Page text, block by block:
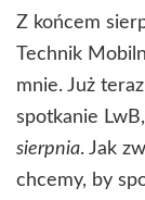
Z końcem
Technik
mnie. Już
spotkanie
sierpnia. Jak
chcemy, by